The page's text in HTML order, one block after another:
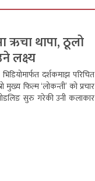
ऋचा थापा, ठूलो
लक्ष्य
दर्शकमाझ परिचित
मुख्य फिल्म ‘लोकन्ती’ को प्रचार
मोडलिङ सुरु गरेकी उनी कलाकार